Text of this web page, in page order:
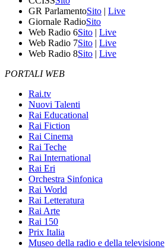
GR ParlamentoSito | Live
Giornale RadioSito
Web Radio 6Sito | Live
Web Radio 7Sito | Live
Web Radio 8Sito | Live
PORTALI WEB
Rai.tv
Nuovi Talenti
Rai Educational
Rai Fiction
Rai Cinema
Rai Teche
Rai International
Rai Eri
Orchestra Sinfonica
Rai World
Rai Letteratura
Rai Arte
Rai 150
Prix Italia
Museo della radio e della televisione